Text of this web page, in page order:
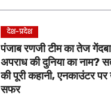
देश-प्रदेश
पंजाब रणजी टीम का तेज
अपराध की दुनिया का नाम?
की पूरी कहानी, एनकाउंटर
सफर